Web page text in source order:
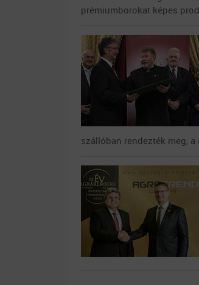
prémiumborokat képes
szállóban rendezték meg,